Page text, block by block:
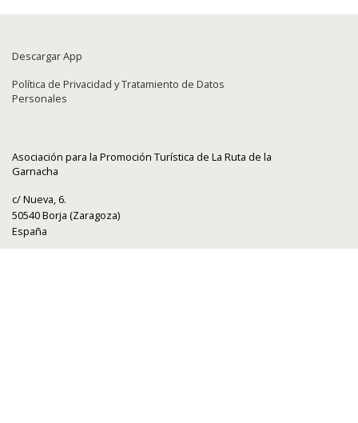
Descargar App
Política de Privacidad y Tratamiento de Datos
Personales
Asociación para la Promoción Turística de La Ruta de la
Garnacha
c/ Nueva, 6.
50540 Borja (Zaragoza)
España